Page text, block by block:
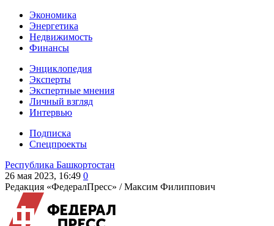
Экономика
Энергетика
Недвижимость
Финансы
Энциклопедия
Эксперты
Экспертные мнения
Личный взгляд
Интервью
Подписка
Спецпроекты
Республика Башкортостан
26 мая 2023, 16:49 0
Редакция «ФедералПресс» /Максим Филиппович